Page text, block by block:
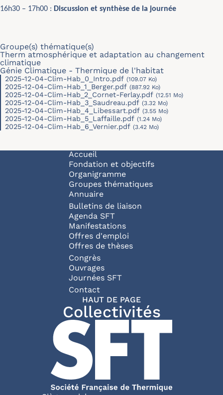
16h30 – 17h00 : Discussion et synthèse de la journée
Groupe(s) thématique(s)
Therm atmosphérique et adaptation au changement
climatique
Génie Climatique - Thermique de l'habitat
2025-12-04-Clim-Hab_0_Intro.pdf (109.07 Ko)
2025-12-04-Clim-Hab_1_Berger.pdf (887.92 Ko)
2025-12-04-Clim-Hab_2_Cornet-Ferlay.pdf (12.51 Mo)
2025-12-04-Clim-Hab_3_Saudreau.pdf (3.32 Mo)
2025-12-04-Clim-Hab_4_Libessart.pdf (3.55 Mo)
2025-12-04-Clim-Hab_5_Laffaille.pdf (1.24 Mo)
2025-12-04-Clim-Hab_6_Vernier.pdf (3.42 Mo)
Navigation principale
Accueil
Fondation et objectifs
Organigramme
Groupes thématiques
Annuaire
Bulletins de liaison
Agenda SFT
Manifestations
Offres d'emploi
Offres de thèses
Congrès
Ouvrages
Journées SFT
Pied de page
Contact
HAUT DE PAGE
Collectivités